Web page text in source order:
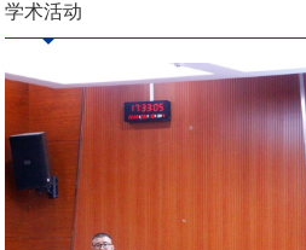
学术活动